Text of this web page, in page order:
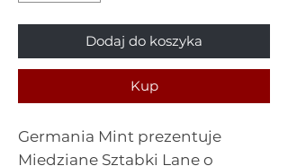
Dodaj do koszyka
Kup
Germania Mint prezentuje
Miedziane Sztabki Lane o